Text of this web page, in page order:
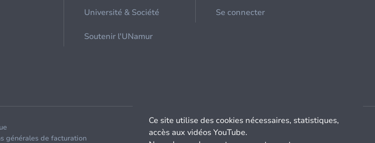
Université & Société
Soutenir l'UNamur
Se connecter
générales de facturation
Ce site utilise des cookies nécessaires, statistiques,
accès aux vidéos YouTube.